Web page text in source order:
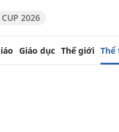
2026
Giáo dục Thế giới Thể